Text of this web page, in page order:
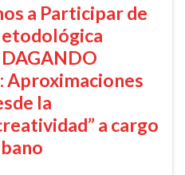
a Participar de
Aproximaciones
la
a cargo